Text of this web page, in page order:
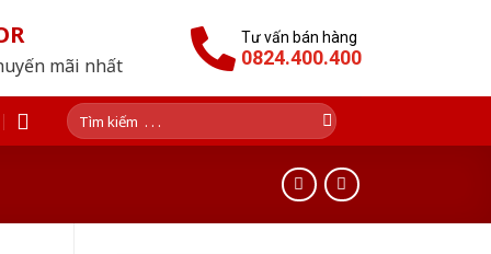
mãi nhất
Tư vấn bán hàng
0824.400.400
Tìm
kiếm: